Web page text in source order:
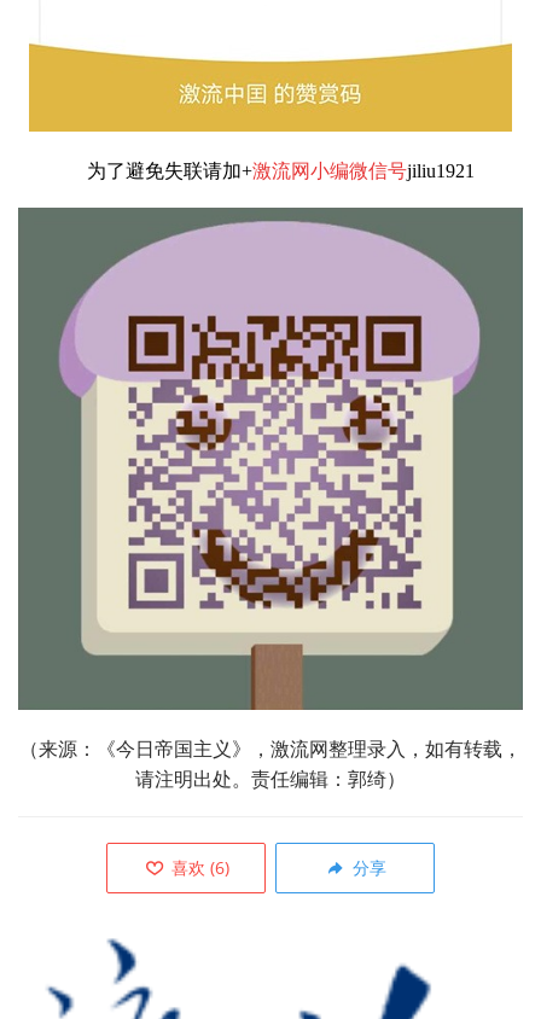
为了避免失联请加+激流网小编微信号jiliu1921
（来源：《今日帝国主义》，激流网整理录入，如有转载，
请注明出处。责任编辑：郭绮）
喜欢 (6) 分享